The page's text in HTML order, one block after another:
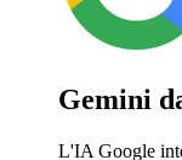
Gemini
L'IA Google